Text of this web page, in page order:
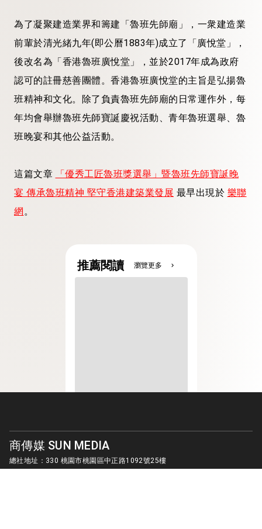
為了凝聚建造業界和籌建「魯班先師廟」，一衆建造業
前輩於清光緒九年(即公曆1883年)成立了「廣悅堂」，
後改名為「香港魯班廣悅堂」，並於2017年成為政府
認可的註冊慈善團體。香港魯班廣悅堂的主旨是弘揚魯
班精神和文化。除了負責魯班先師廟的日常運作外，每
年均會舉辦魯班先師寶誕慶祝活動、青年魯班選舉、魯
班晚宴和其他公益活動。
這篇文章
「優秀工匠魯班獎選舉」暨魯班先師寶誕晚
宴 傳承魯班精神 堅守香港建築業發展 最早出現於 樂聯
網 。
推薦閱讀 瀏覽更多 chevron_right
商傳媒 SUN MEDIA
總社地址：330 桃園市桃園區中正路1092號25樓